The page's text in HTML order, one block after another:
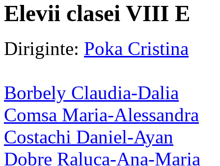
Elevii clasei VIII E
Diriginte: Poka Cristina
Borbely Claudia-Dalia
Comsa Maria-Alessandra
Costachi Daniel-Ayan
Dobre Raluca-Ana-Maria